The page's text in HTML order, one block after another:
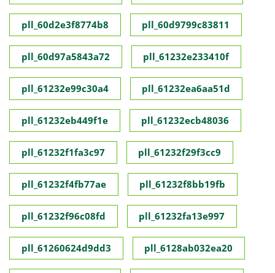
pll_60d2e3f8774b8 pll_60d9799c83811
pll_60d97a5843a72 pll_61232e233410f
pll_61232e99c30a4 pll_61232ea6aa51d
pll_61232eb449f1e pll_61232ecb48036
pll_61232f1fa3c97 pll_61232f29f3cc9
pll_61232f4fb77ae pll_61232f8bb19fb
pll_61232f96c08fd pll_61232fa13e997
pll_61260624d9dd3 pll_6128ab032ea20